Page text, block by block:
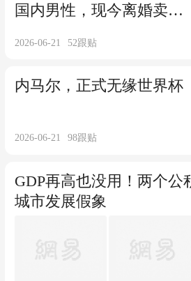
国内男性，现今离婚卖惨
2026-06-21 52跟贴
内马尔，正式无缘世界杯
2026-06-21 98跟贴
GDP再高也没用！两个公
城市发展假象